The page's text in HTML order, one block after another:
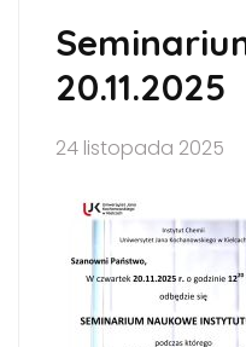
20.11.2025
24 listopada 2025